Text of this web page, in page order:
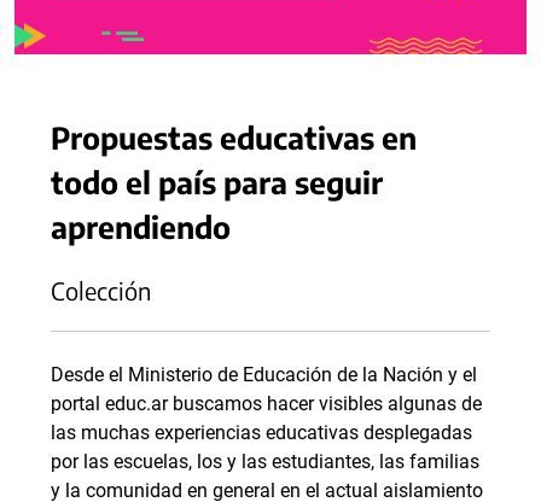
Propuestas educativas en
todo el país para seguir
aprendiendo
Colección
Desde el Ministerio de Educación de la Nación y el
portal educ.ar buscamos hacer visibles algunas de
las muchas experiencias educativas desplegadas
por las escuelas, los y las estudiantes, las familias
y la comunidad en general en el actual aislamiento